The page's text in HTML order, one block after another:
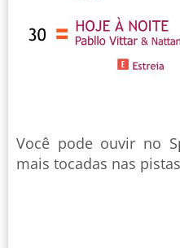
Você pode ouvir no
mais tocadas nas